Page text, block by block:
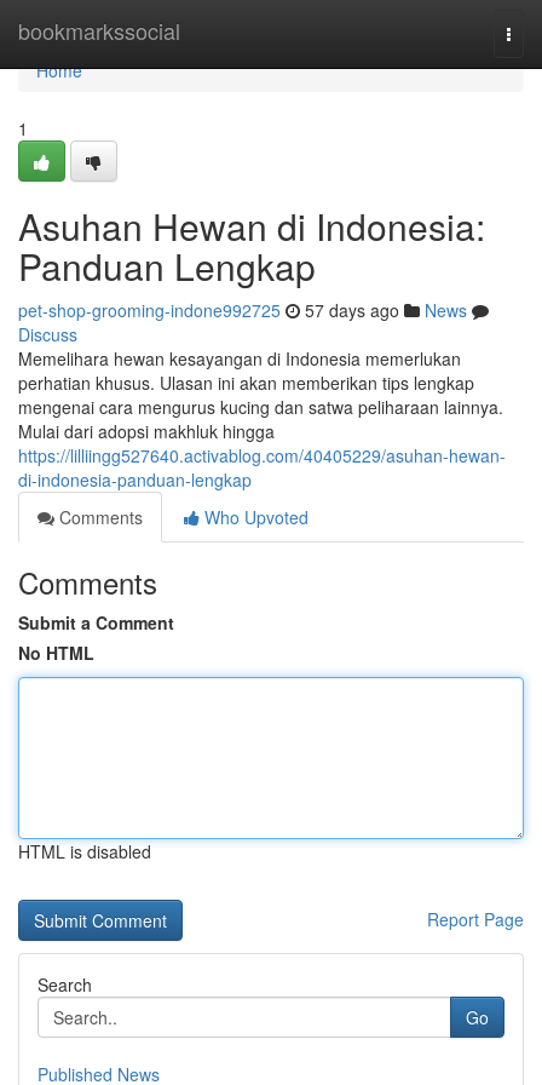
bookmarkssocial
Home
Home
1
Asuhan Hewan di Indonesia:
Panduan Lengkap
pet-shop-grooming-indone992725 57 days ago
News
Discuss
Memelihara hewan kesayangan di Indonesia memerlukan
perhatian khusus. Ulasan ini akan memberikan tips lengkap
mengenai cara mengurus kucing dan satwa peliharaan lainnya.
Mulai dari adopsi makhluk hingga
https://lilliingg527640.activablog.com/40405229/asuhan-hewan-
di-indonesia-panduan-lengkap
Comments
Who Upvoted
Comments
Submit a Comment
No HTML
HTML is disabled
Report Page
Search
Go
Published News